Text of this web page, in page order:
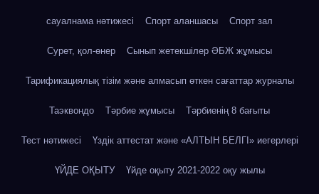
сауалнама нәтижесі Спорт аланшасы Спорт зал
Сурет, қол-өнер Сынып жетекшілер ӘБЖ жұмысы
Тарификациялық тізім және алмасып өткен сағаттар журналы
Таэквондо Тәрбие жұмысы Тәрбиенің 8 бағыты
Тест нәтижесі Үздік аттестат және «АЛТЫН БЕЛГІ» иегерлері
ҮЙДЕ ОҚЫТУ Үйде оқыту 2021-2022 оқу жылы